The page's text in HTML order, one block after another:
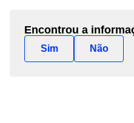
Encontrou a
Sim Não